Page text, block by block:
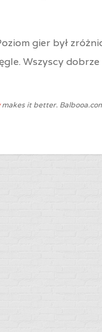
gier był
Wszyscy dobrze
makes it better.